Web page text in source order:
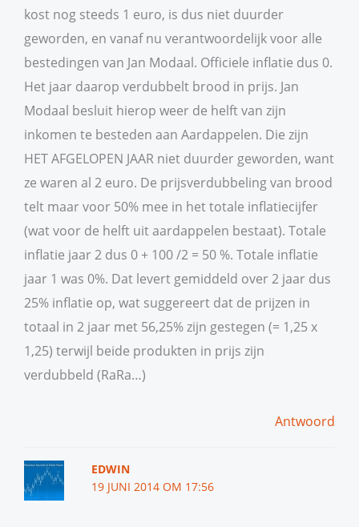
kost nog steeds 1 euro, is dus niet duurder
geworden, en vanaf nu verantwoordelijk voor alle
bestedingen van Jan Modaal. Officiele inflatie dus 0.
Het jaar daarop verdubbelt brood in prijs. Jan
Modaal besluit hierop weer de helft van zijn
inkomen te besteden aan Aardappelen. Die zijn
HET AFGELOPEN JAAR niet duurder geworden, want
ze waren al 2 euro. De prijsverdubbeling van brood
telt maar voor 50% mee in het totale inflatiecijfer
(wat voor de helft uit aardappelen bestaat). Totale
inflatie jaar 2 dus 0 + 100 /2 = 50 %. Totale inflatie
jaar 1 was 0%. Dat levert gemiddeld over 2 jaar dus
25% inflatie op, wat suggereert dat de prijzen in
totaal in 2 jaar met 56,25% zijn gestegen (= 1,25 x
1,25) terwijl beide produkten in prijs zijn
verdubbeld (RaRa…)
Antwoord
EDWIN
19 JUNI 2014 OM 17:56